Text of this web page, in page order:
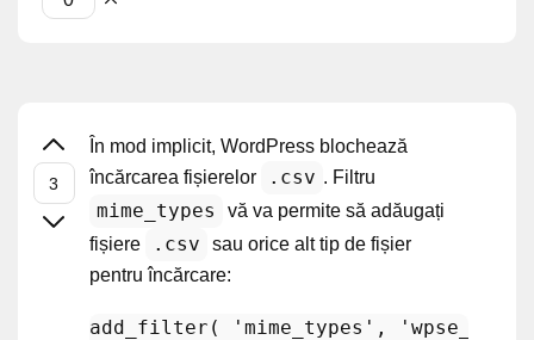
În mod implicit, WordPress blochează
încărcarea fișierelor
.csv . Filtru
mime_types
vă va permite să adăugați
fișiere
.csv
sau orice alt tip de fișier
pentru încărcare:
add_filter ( 'mime_types' ,